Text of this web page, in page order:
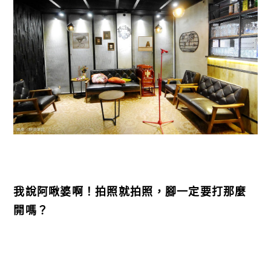
我說阿啾婆啊！拍照就拍照，腳一定要打那麼
開嗎？